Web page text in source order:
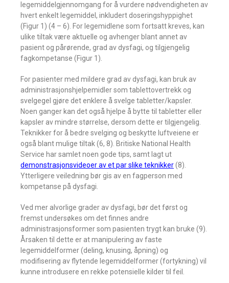
legemiddelgjennomgang for å vurdere nødvendigheten av
hvert enkelt legemiddel, inkludert doseringshyppighet
(Figur 1) (4 – 6). For legemidlene som fortsatt kreves, kan
ulike tiltak være aktuelle og avhenger blant annet av
pasient og pårørende, grad av dysfagi, og tilgjengelig
fagkompetanse (Figur 1).
For pasienter med mildere grad av dysfagi, kan bruk av
administrasjonshjelpemidler som tablettovertrekk og
svelgegel gjøre det enklere å svelge tabletter/kapsler.
Noen ganger kan det også hjelpe å bytte til tabletter eller
kapsler av mindre størrelse, dersom dette er tilgjengelig.
Teknikker for å bedre svelging og beskytte luftveiene er
også blant mulige tiltak (6, 8). Britiske National Health
Service har samlet noen gode tips, samt lagt ut
demonstrasjonsvideoer av et par slike teknikker(8).
Ytterligere veiledning bør gis av en fagperson med
kompetanse på dysfagi.
Ved mer alvorlige grader av dysfagi, bør det først og
fremst undersøkes om det finnes andre
administrasjonsformer som pasienten trygt kan bruke (9).
Årsaken til dette er at manipulering av faste
legemiddelformer (deling, knusing, åpning) og
modifisering av flytende legemiddelformer (fortykning) vil
kunne introdusere en rekke potensielle kilder til feil.